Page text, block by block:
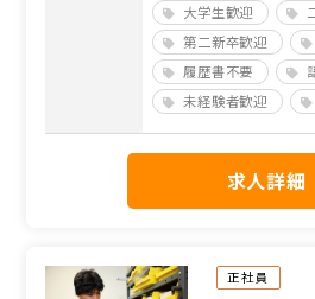
大学生歓迎
第二新卒歓迎
履歴書不要
未経験者歓迎
求人詳細
正社員